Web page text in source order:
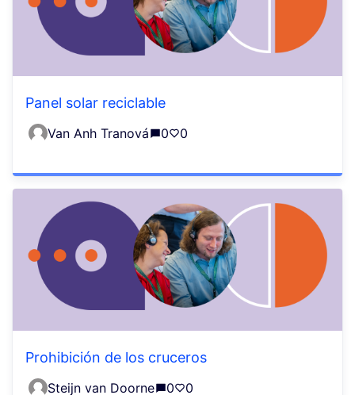
Panel solar reciclable
Van Anh Tranová 0 0
Prohibición de los cruceros
Steijn van Doorne 0 0